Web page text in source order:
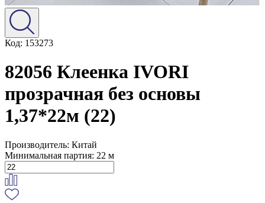
Код: 153273
82056 Клеенка IVORI
прозрачная без основы
1,37*22м (22)
Производитель: Китай
Минимальная партия: 22 м